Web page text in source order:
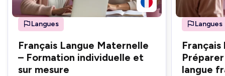
Langues
Français Langue Maternelle
– Formation individuelle et
sur mesure
Langues
langue